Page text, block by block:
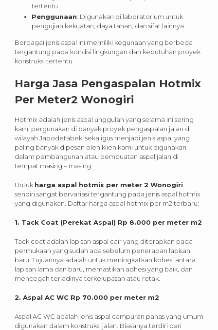
tertentu.
Penggunaan: Digunakan di laboratorium untuk
pengujian kekuatan, daya tahan, dan sifat lainnya.
Berbagai jenis aspal ini memiliki kegunaan yang berbeda
tergantung pada kondisi lingkungan dan kebutuhan proyek
konstruksi tertentu.
Harga Jasa Pengaspalan Hotmix
Per Meter2 Wonogiri
Hotmix adalah jenis aspal unggulan yang selama ini sering
kami pergunakan di banyak proyek pengaspalan jalan di
wilayah Jabodetabek, sekaligus menjadi jenis aspal yang
paling banyak dipesan oleh klien kami untuk digunakan
dalam pembangunan atau pembuatan aspal jalan di
tempat masing – masing.
Untuk harga aspal hotmix per meter 2 Wonogiri
sendiri sangat bervariasi tergantung pada jenis aspal hotmix
yang digunakan. Daftar harga aspal hotmix per m2 terbaru:
1. Tack Coat (Perekat Aspal) Rp 8.000 per meter m2
Tack coat adalah lapisan aspal cair yang diterapkan pada
permukaan yang sudah ada sebelum penerapan lapisan
baru. Tujuannya adalah untuk meningkatkan kohesi antara
lapisan lama dan baru, memastikan adhesi yang baik, dan
mencegah terjadinya terkelupasan atau retak.
2. Aspal AC WC Rp 70.000 per meter m2
Aspal AC WC adalah jenis aspal campuran panas yang umum
digunakan dalam konstruksi jalan. Biasanya terdiri dari